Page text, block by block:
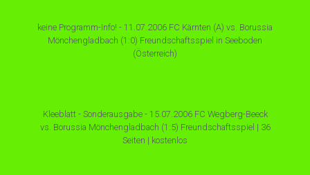
keine Programm-Info! - 11.07.2006 FC Kärnten (A) vs. Borussia
Mönchengladbach (1:0) Freundschaftsspiel in Seeboden
(Österreich)
Kleeblatt - Sonderausgabe - 15.07.2006 FC Wegberg-Beeck
vs. Borussia Mönchengladbach (1:5) Freundschaftsspiel | 36
Seiten | kostenlos